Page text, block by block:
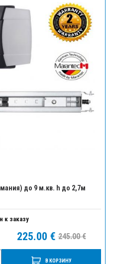
до 9 м.кв. h до 2,7м
к заказу
225.00 € 245.00 €
В КОРЗИНУ